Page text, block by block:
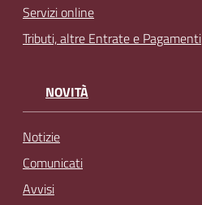
Servizi online
Tributi, altre Entrate e Pagamenti
NOVITÀ
Notizie
Comunicati
Avvisi